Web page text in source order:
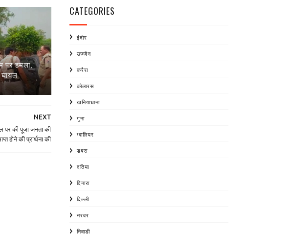
पर हमला,
NEXT
पर की पूजा जनता की
होने की प्रार्थना की
CATEGORIES
इंदौर
उज्जैन
करैरा
कोलारस
खनियाधाना
गुना
ग्वालियर
डबरा
दतिया
दिनारा
दिल्ली
नरवर
निवाड़ी